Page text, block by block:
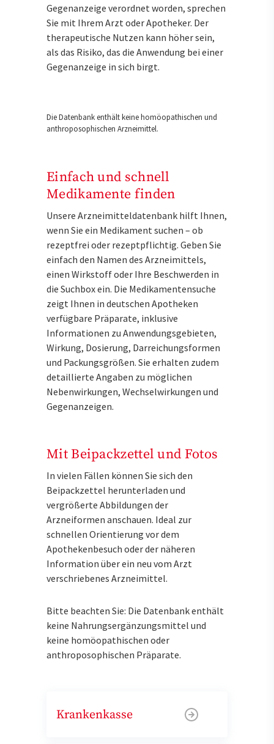
Gegenanzeige verordnet worden, sprechen
Sie mit Ihrem Arzt oder Apotheker. Der
therapeutische Nutzen kann höher sein,
als das Risiko, das die Anwendung bei einer
Gegenanzeige in sich birgt.
Die Datenbank enthält keine homöopathischen und
anthroposophischen Arzneimittel.
Einfach und schnell
Medikamente finden
Unsere Arzneimitteldatenbank hilft Ihnen,
wenn Sie ein Medikament suchen – ob
rezeptfrei oder rezeptpflichtig. Geben Sie
einfach den Namen des Arzneimittels,
einen Wirkstoff oder Ihre Beschwerden in
die Suchbox ein. Die Medikamentensuche
zeigt Ihnen in deutschen Apotheken
verfügbare Präparate, inklusive
Informationen zu Anwendungsgebieten,
Wirkung, Dosierung, Darreichungsformen
und Packungsgrößen. Sie erhalten zudem
detaillierte Angaben zu möglichen
Nebenwirkungen, Wechselwirkungen und
Gegenanzeigen.
Mit Beipackzettel und Fotos
In vielen Fällen können Sie sich den
Beipackzettel herunterladen und
vergrößerte Abbildungen der
Arzneiformen anschauen. Ideal zur
schnellen Orientierung vor dem
Apothekenbesuch oder der näheren
Information über ein neu vom Arzt
verschriebenes Arzneimittel.
Bitte beachten Sie: Die Datenbank enthält
keine Nahrungsergänzungsmittel und
keine homöopathischen oder
anthroposophischen Präparate.
Krankenkasse